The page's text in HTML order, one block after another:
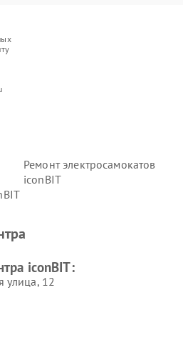
Ремонт электросамокатов
iconBIT
iconBIT:
улица, 12